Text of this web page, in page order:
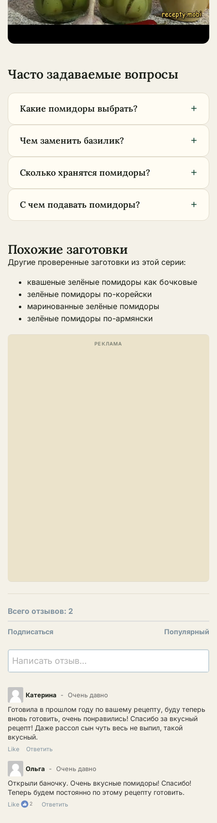
Часто задаваемые вопросы
Какие помидоры выбрать? +
Чем заменить базилик? +
Сколько хранятся помидоры? +
С чем подавать помидоры? +
Похожие заготовки
Другие проверенные заготовки из этой серии:
квашеные зелёные помидоры как бочковые
зелёные помидоры по-корейски
маринованные зелёные помидоры
зелёные помидоры по-армянски
Всего отзывов: 2
Подписаться Популярный
Написать отзыв...
Катерина Очень давно
Готовила в прошлом году по вашему рецепту, буду теперь
вновь готовить, очень понравились! Спасибо за вкусный
рецепт! Даже рассол сын чуть весь не выпил, такой
вкусный.
Like Ответить
Ольга Очень давно
Открыли баночку. Очень вкусные помидоры! Спасибо!
Теперь будем постоянно по этому рецепту готовить.
Like 2 Ответить